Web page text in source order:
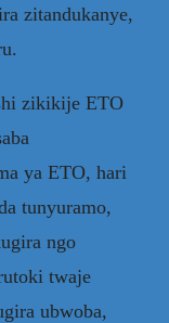
zitandukanye,
zikikije ETO
ya ETO, hari
tunyuramo,
ngo
twaje
ubwoba,